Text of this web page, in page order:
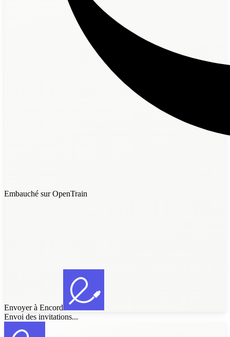
Embauché sur OpenTrain
Envoyer à Encord
Envoi des invitations...